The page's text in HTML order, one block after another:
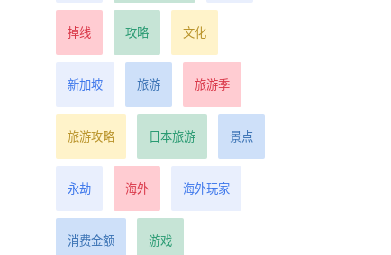
掉线 攻略 文化
新加坡 旅游 旅游季
旅游攻略 日本旅游 景点
永劫 海外 海外玩家
消费金额 游戏